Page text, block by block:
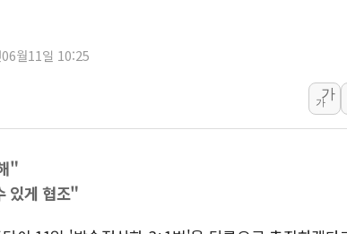
컴투스 '
네이버
서울 재
[인사] 공
KDB생명
반도체
카카오,
월11일 10:25
가
가
"
있게 협조"